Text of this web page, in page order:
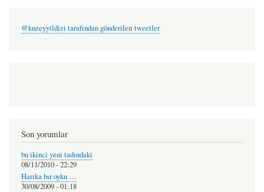
@kuzeyyildizi tarafından gönderilen tweetler
Son yorumlar
bu ikinci yeni tadındaki
08/11/2010 - 22:29
Harıka bır oyku …
30/08/2009 - 01:18